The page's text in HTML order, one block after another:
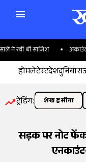
थी साजिश अकाउंट से
होमलेटेस्टदेशदुनिया
ट्रेंडिंग: शेख हसीना
सड़क पर नोट